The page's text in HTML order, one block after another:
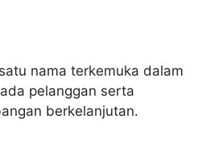
nama terkemuka dalam
pelanggan serta
berkelanjutan.